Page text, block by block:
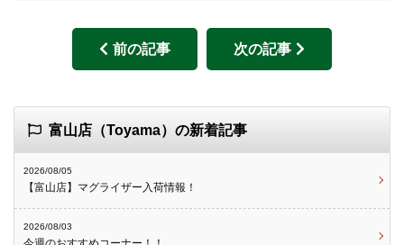
前の記事 次の記事
富山店（Toyama）の新着記事
2026/08/05
【富山店】マグライザー入荷情報！
2026/08/03